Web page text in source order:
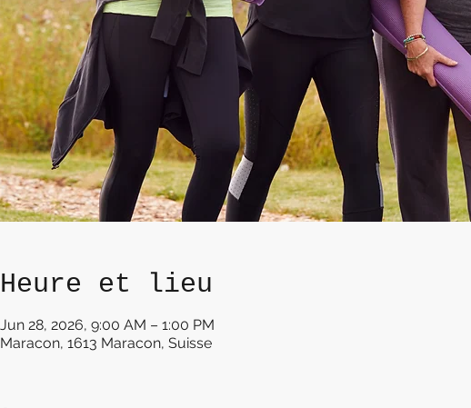
Heure et lieu
Jun 28, 2026, 9:00 AM – 1:00 PM
Maracon, 1613 Maracon, Suisse